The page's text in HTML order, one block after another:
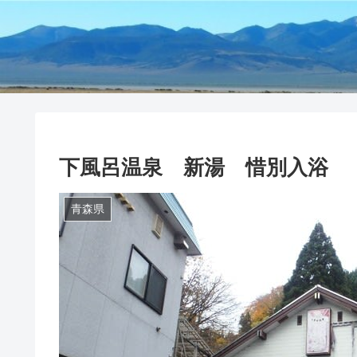
下風呂温泉 新湯 惜別入浴
青森県